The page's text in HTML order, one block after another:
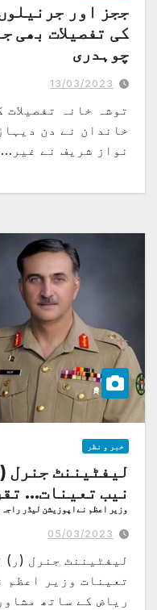
ججز اور
کی تفصیلات بھی
چوہدری
انکا شکریہ
13/03/2023
توشہ خانہ
خاندان نے دن
نواز شریف نے غیر…
خبر و نظر
لیفٹیننٹ جنرل
نیب تعینات… تقرری متنازعہ قرار
05/03/2023
لیفٹیننٹ جنرل
تعینات وزیر اعظم
ریاض کے ساتھ